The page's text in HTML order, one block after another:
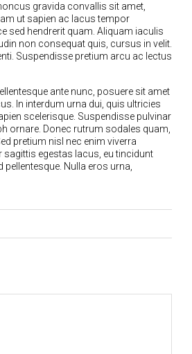
gravida convallis sit amet,
ut sapien ac lacus tempor
sed hendrerit quam. Aliquam iaculis
non consequat quis, cursus in velit.
Suspendisse pretium arcu ac lectus
ante nunc, posuere sit amet
In interdum urna dui, quis ultricies
scelerisque. Suspendisse pulvinar
ornare. Donec rutrum sodales quam,
pretium nisl nec enim viverra
egestas lacus, eu tincidunt
Nulla eros urna,